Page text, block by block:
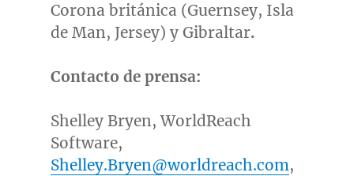
Corona británica (Guernsey, Isla
de Man, Jersey) y Gibraltar.
Contacto de prensa:
Shelley Bryen, WorldReach
Software,
Shelley.Bryen@worldreach.com,